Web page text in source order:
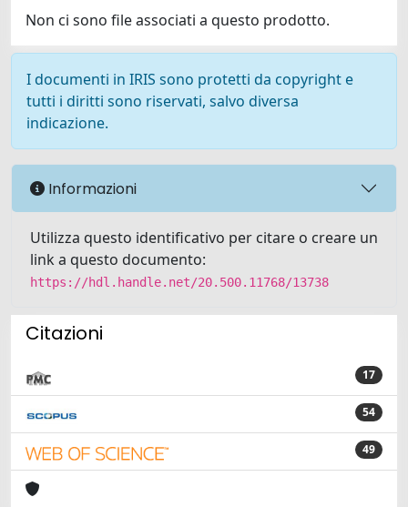
Non ci sono file associati a questo prodotto.
I documenti in IRIS sono protetti da copyright e
tutti i diritti sono riservati, salvo diversa
indicazione.
Informazioni
Utilizza questo identificativo per citare o creare un
link a questo documento:
https://hdl.handle.net/20.500.11768/13738
Citazioni
17
54
49